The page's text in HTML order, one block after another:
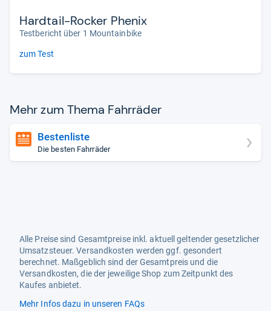
Hardtail-Rocker Phenix
Testbericht über 1 Mountainbike
zum Test
Mehr zum Thema Fahr­rä­der
Bestenliste
Die besten Fahrräder
Alle Preise sind Gesamtpreise inkl. aktuell geltender gesetzlicher
Umsatzsteuer. Versandkosten werden ggf. gesondert
berechnet. Maßgeblich sind der Gesamtpreis und die
Versandkosten, die der jeweilige Shop zum Zeitpunkt des
Kaufes anbietet.
Mehr Infos dazu in unseren FAQs